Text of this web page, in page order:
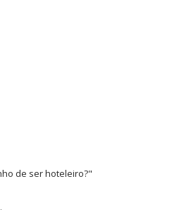
de ser hoteleiro?"
em Portugal